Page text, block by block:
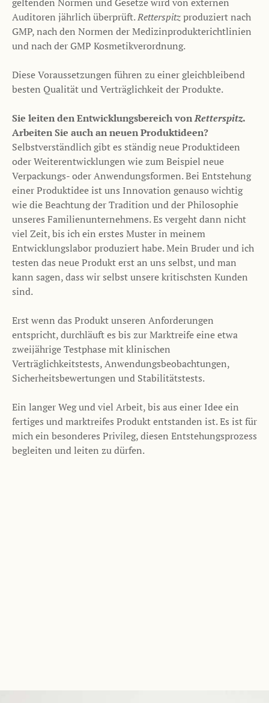
Auditoren jährlich überprüft.Retterspitzproduziert nach
GMP, nach den Normen der Medizinprodukterichtlinien
und nach der GMP Kosmetikverordnung.
Diese Voraussetzungen führen zu einer gleichbleibend
besten Qualität und Verträglichkeit der Produkte.
Sie leiten den Entwicklungsbereich vonRetterspitz.
Arbeiten Sie auch an neuen Produktideen?
Selbstverständlich gibt es ständig neue Produktideen
oder Weiterentwicklungen wie zum Beispiel neue
Verpackungs- oder Anwendungsformen. Bei Entstehung
einer Produktidee ist uns Innovation genauso wichtig
wie die Beachtung der Tradition und der Philosophie
unseres Familienunternehmens. Es vergeht dann nicht
viel Zeit, bis ich ein erstes Muster in meinem
Entwicklungslabor produziert habe. Mein Bruder und ich
testen das neue Produkt erst an uns selbst, und man
kann sagen, dass wir selbst unsere kritischsten Kunden
sind.
Erst wenn das Produkt unseren Anforderungen
entspricht, durchläuft es bis zur Marktreife eine etwa
zweijährige Testphase mit klinischen
Verträglichkeitstests, Anwendungsbeobachtungen,
Sicherheitsbewertungen und Stabilitätstests.
Ein langer Weg und viel Arbeit, bis aus einer Idee ein
fertiges und marktreifes Produkt entstanden ist. Es ist für
mich ein besonderes Privileg, diesen Entstehungsprozess
begleiten und leiten zu dürfen.